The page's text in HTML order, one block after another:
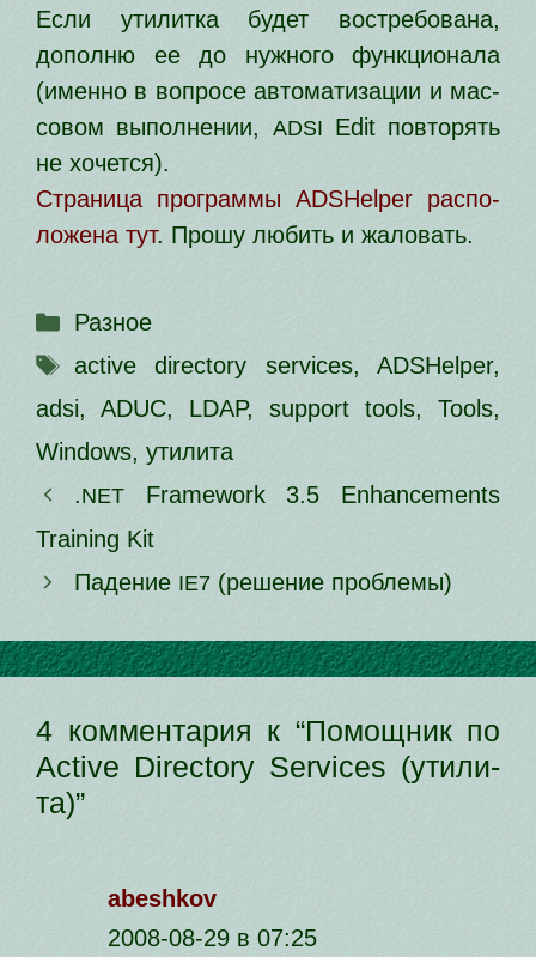
Если ути­лит­ка будет вос­тре­бо­ва­на,
допол­ню ее до нуж­но­го функ­ци­о­на­ла
(имен­но в вопро­се авто­ма­ти­за­ции и мас­
со­вом выпол­не­нии, ADSI Edit повто­рять
не хочется).
Страница про­грам­мы ADSHelper рас­по­
ло­же­на тут. Прошу любить и жаловать.
Рубрики
Разное
Метки
active directory services,ADSHelper,
adsi, ADUC, LDAP, support tools, Tools,
Windows, утилита
.NET Framework 3.5 Enhancements
Training Kit
Падение IE7 (реше­ние проблемы)
4 комментария к “Помощник по
Active Directory Services (ути­ли­
та)”
abeshkov
2008-08-29 в 07:25